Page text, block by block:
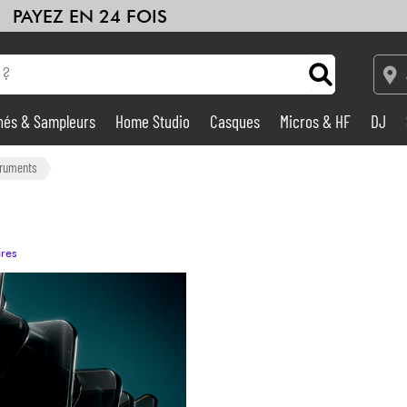
PAYEZ EN 24 FOIS
Eveil Musical
& Sampleurs Home Studio Casques Micros & HF DJ